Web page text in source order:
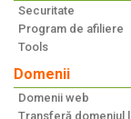
Securitate
Program de afiliere
Tools
Domenii
Domenii web
Transferă domeniul